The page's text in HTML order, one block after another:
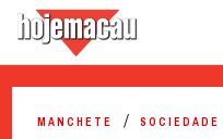
MANCHETE SOCIEDADE